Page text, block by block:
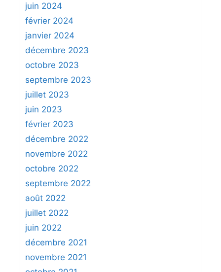
juin 2024
février 2024
janvier 2024
décembre 2023
octobre 2023
septembre 2023
juillet 2023
juin 2023
février 2023
décembre 2022
novembre 2022
octobre 2022
septembre 2022
août 2022
juillet 2022
juin 2022
décembre 2021
novembre 2021